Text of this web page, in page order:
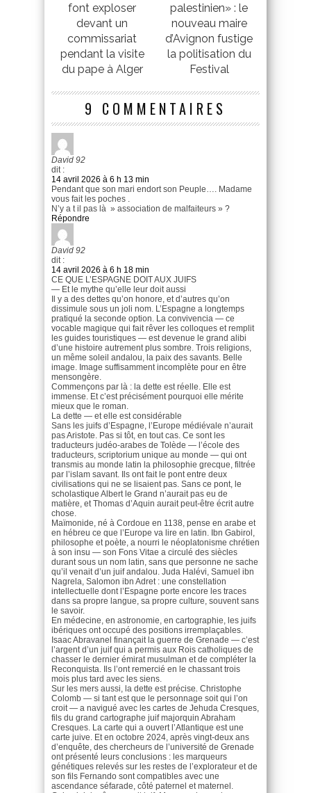
font exploser
devant un
commissariat
pendant la visite
du pape à Alger
palestinien» : le
nouveau maire
d’Avignon fustige
la politisation du
Festival
9 COMMENTAIRES
David 92
dit :
14 avril 2026 à 6 h 13 min
Pendant que son mari endort son Peuple…. Madame
vous fait les poches .
N’y a t il pas là » association de malfaiteurs » ?
Répondre
David 92
dit :
14 avril 2026 à 6 h 18 min
CE QUE L’ESPAGNE DOIT AUX JUIFS
— Et le mythe qu’elle leur doit aussi
Il y a des dettes qu’on honore, et d’autres qu’on
dissimule sous un joli nom. L’Espagne a longtemps
pratiqué la seconde option. La convivencia — ce
vocable magique qui fait rêver les colloques et remplit
les guides touristiques — est devenue le grand alibi
d’une histoire autrement plus sombre. Trois religions,
un même soleil andalou, la paix des savants. Belle
image. Image suffisamment incomplète pour en être
mensongère.
Commençons par là : la dette est réelle. Elle est
immense. Et c’est précisément pourquoi elle mérite
mieux que le roman.
La dette — et elle est considérable
Sans les juifs d’Espagne, l’Europe médiévale n’aurait
pas Aristote. Pas si tôt, en tout cas. Ce sont les
traducteurs judéo-arabes de Tolède — l’école des
traducteurs, scriptorium unique au monde — qui ont
transmis au monde latin la philosophie grecque, filtrée
par l’islam savant. Ils ont fait le pont entre deux
civilisations qui ne se lisaient pas. Sans ce pont, le
scholastique Albert le Grand n’aurait pas eu de
matière, et Thomas d’Aquin aurait peut-être écrit autre
chose.
Maïmonide, né à Cordoue en 1138, pense en arabe et
en hébreu ce que l’Europe va lire en latin. Ibn Gabirol,
philosophe et poète, a nourri le néoplatonisme chrétien
à son insu — son Fons Vitae a circulé des siècles
durant sous un nom latin, sans que personne ne sache
qu’il venait d’un juif andalou. Juda Halévi, Samuel ibn
Nagrela, Salomon ibn Adret : une constellation
intellectuelle dont l’Espagne porte encore les traces
dans sa propre langue, sa propre culture, souvent sans
le savoir.
En médecine, en astronomie, en cartographie, les juifs
ibériques ont occupé des positions irremplaçables.
Isaac Abravanel finançait la guerre de Grenade — c’est
l’argent d’un juif qui a permis aux Rois catholiques de
chasser le dernier émirat musulman et de compléter la
Reconquista. Ils l’ont remercié en le chassant trois
mois plus tard avec les siens.
Sur les mers aussi, la dette est précise. Christophe
Colomb — si tant est que le personnage soit qui l’on
croit — a navigué avec les cartes de Jehuda Cresques,
fils du grand cartographe juif majorquin Abraham
Cresques. La carte qui a ouvert l’Atlantique est une
carte juive. Et en octobre 2024, après vingt-deux ans
d’enquête, des chercheurs de l’université de Grenade
ont présenté leurs conclusions : les marqueurs
génétiques relevés sur les restes de l’explorateur et de
son fils Fernando sont compatibles avec une
ascendance séfarade, côté paternel et maternel.